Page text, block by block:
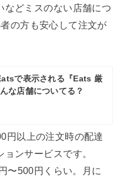
などミスのない店舗につ
の方も安心して注文が
で表示される『Eats 厳
な店舗についてる？
円以上の注文時の配達
ンサービスです。
〜500円くらい。月に